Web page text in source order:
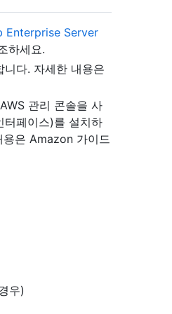
Enterprise Server
하세요.
다. 자세한 내용은
관리 콘솔을 사
터페이스)를 설치하
용은 Amazon 가이드
우)